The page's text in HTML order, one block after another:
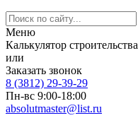
Меню
Калькулятор строительства
или
Заказать звонок
8 (3812) 29-39-29
Пн-вс 9:00-18:00
absolutmaster@list.ru